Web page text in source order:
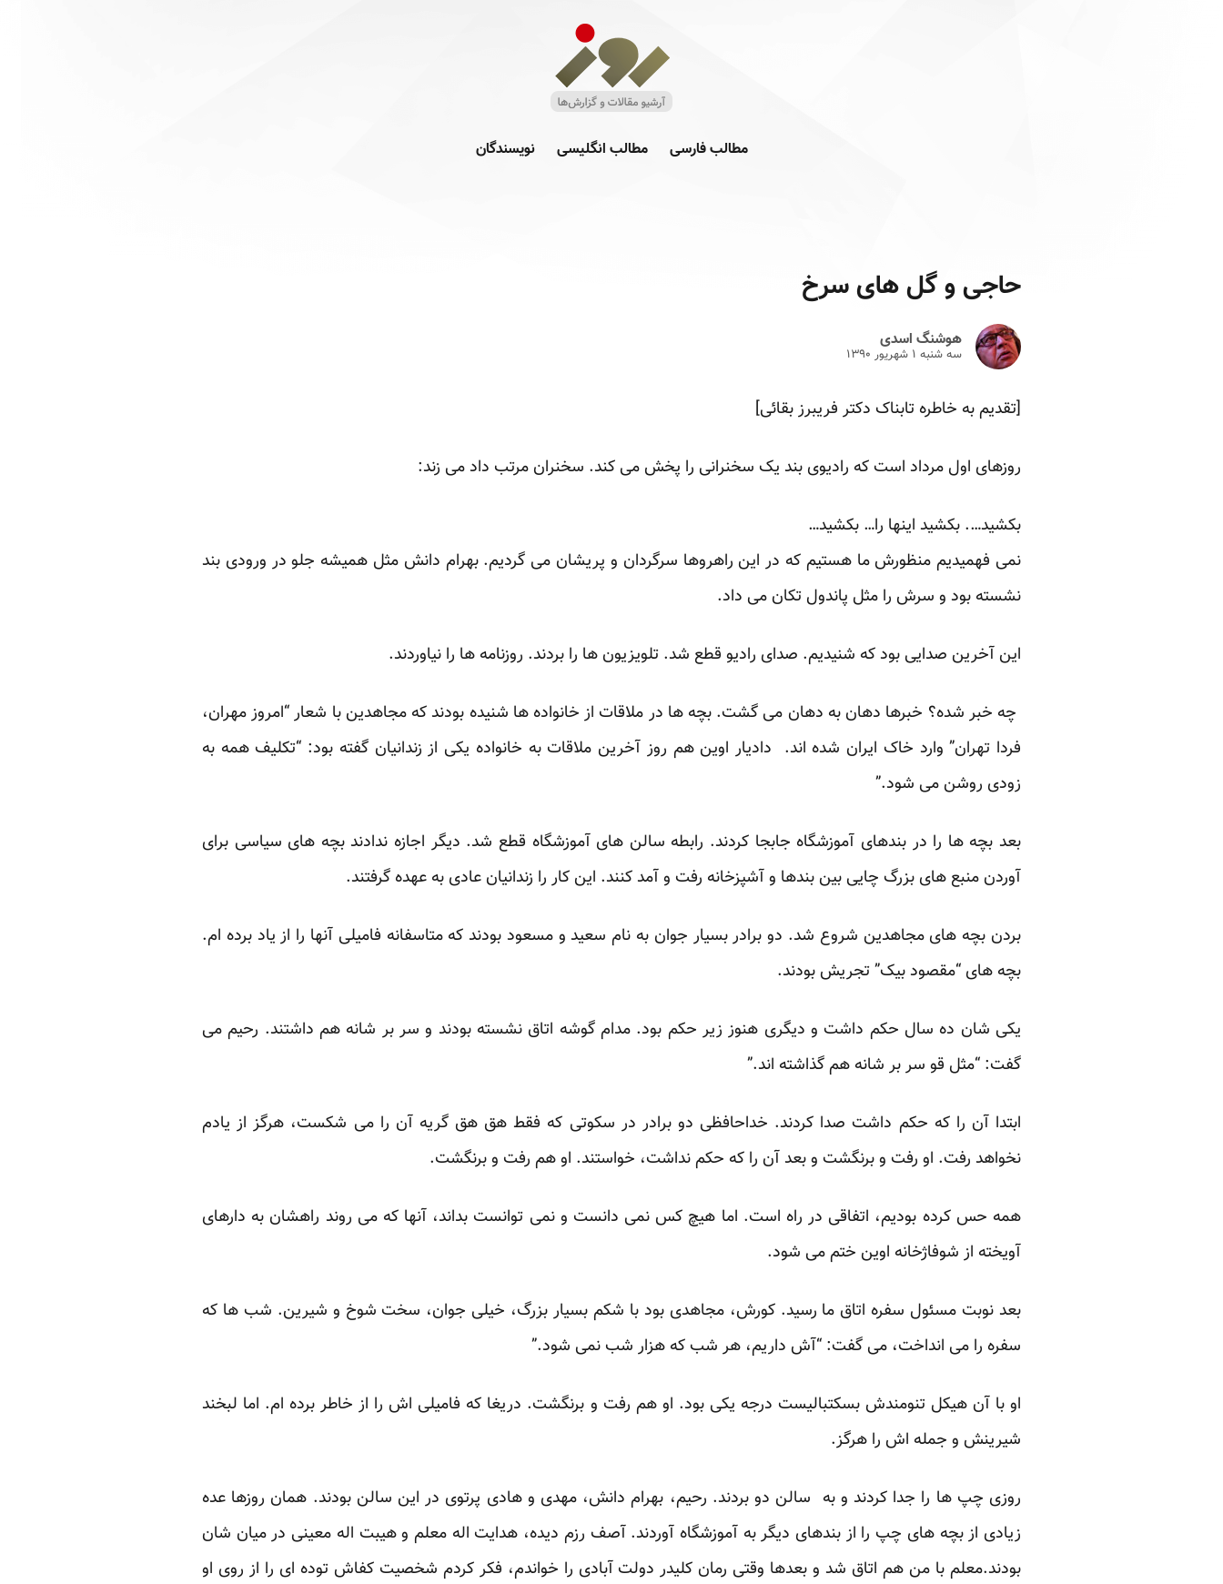
مطالب فارسی مطالب انگلیسی نویسندگان
حاجی و گل های سرخ
هوشنگ اسدی
سه شنبه ۱ شهريور ۱۳۹۰
[تقدیم به خاطره تابناک دکتر فریبرز بقائی]
روزهای اول مرداد است که رادیوی بند یک سخنرانی را پخش می کند. سخنران مرتب داد می زند:
بکشید…. بکشید اینها را… بکشید…
نمی فهمیدیم منظورش ما هستیم که در این راهروها سرگردان و پریشان می گردیم. بهرام دانش مثل همیشه جلو در ورودی بند
نشسته بود و سرش را مثل پاندول تکان می داد.
این آخرین صدایی بود که شنیدیم. صدای رادیو قطع شد. تلویزیون ها را بردند. روزنامه ها را نیاوردند.
چه خبر شده؟ خبرها دهان به دهان می گشت. بچه ها در ملاقات از خانواده ها شنیده بودند که مجاهدین با شعار “امروز مهران،
فردا تهران” وارد خاک ایران شده اند. دادیار اوین هم روز آخرین ملاقات به خانواده یکی از زندانیان گفته بود: “تکلیف همه به
زودی روشن می شود.”
بعد بچه ها را در بندهای آموزشگاه جابجا کردند. رابطه سالن های آموزشگاه قطع شد. دیگر اجازه ندادند بچه های سیاسی برای
آوردن منبع های بزرگ چایی بین بندها و آشپزخانه رفت و آمد کنند. این کار را زندانیان عادی به عهده گرفتند.
بردن بچه های مجاهدین شروع شد. دو برادر بسیار جوان به نام سعید و مسعود بودند که متاسفانه فامیلی آنها را از یاد برده ام.
بچه های “مقصود بیک” تجریش بودند.
یکی شان ده سال حکم داشت و دیگری هنوز زیر حکم بود. مدام گوشه اتاق نشسته بودند و سر بر شانه هم داشتند. رحیم می
گفت: “مثل قو سر بر شانه هم گذاشته اند.”
ابتدا آن را که حکم داشت صدا کردند. خداحافظی دو برادر در سکوتی که فقط هق هق گریه آن را می شکست، هرگز از یادم
نخواهد رفت. او رفت و برنگشت و بعد آن را که حکم نداشت، خواستند. او هم رفت و برنگشت.
همه حس کرده بودیم، اتفاقی در راه است. اما هیچ کس نمی دانست و نمی توانست بداند، آنها که می روند راهشان به دارهای
آویخته از شوفاژخانه اوین ختم می شود.
بعد نوبت مسئول سفره اتاق ما رسید. کورش، مجاهدی بود با شکم بسیار بزرگ، خیلی جوان، سخت شوخ و شیرین. شب ها که
سفره را می انداخت، می گفت: “آش داریم، هر شب که هزار شب نمی شود.”
او با آن هیکل تنومندش بسکتبالیست درجه یکی بود. او هم رفت و برنگشت. دریغا که فامیلی اش را از خاطر برده ام. اما لبخند
شیرینش و جمله اش را هرگز.
روزی چپ ها را جدا کردند و به سالن دو بردند. رحیم، بهرام دانش، مهدی و هادی پرتوی در این سالن بودند. همان روزها عده
زیادی از بچه های چپ را از بندهای دیگر به آموزشگاه آوردند. آصف رزم دیده، هدایت اله معلم و هیبت اله معینی در میان شان
بودند.معلم با من هم اتاق شد و بعدها وقتی رمان کلیدر دولت آبادی را خواندم، فکر کردم شخصیت کفاش توده ای را از روی او